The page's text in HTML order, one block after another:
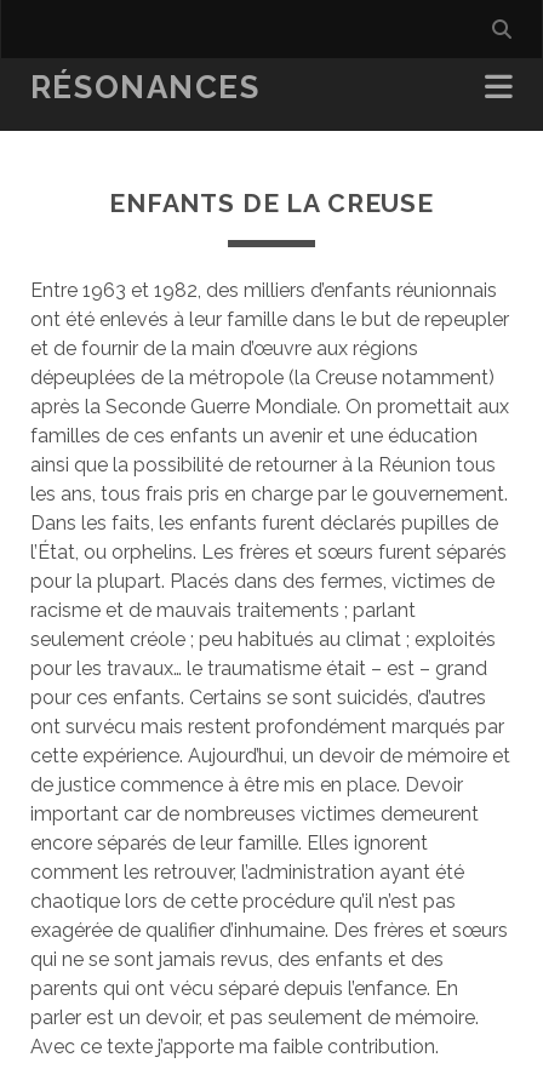
RÉSONANCES
ENFANTS DE LA CREUSE
Entre 1963 et 1982, des milliers d’enfants réunionnais
ont été enlevés à leur famille dans le but de repeupler
et de fournir de la main d’œuvre aux régions
dépeuplées de la métropole (la Creuse notamment)
après la Seconde Guerre Mondiale. On promettait aux
familles de ces enfants un avenir et une éducation
ainsi que la possibilité de retourner à la Réunion tous
les ans, tous frais pris en charge par le gouvernement.
Dans les faits, les enfants furent déclarés pupilles de
l’État, ou orphelins. Les frères et sœurs furent séparés
pour la plupart. Placés dans des fermes, victimes de
racisme et de mauvais traitements ; parlant
seulement créole ; peu habitués au climat ; exploités
pour les travaux… le traumatisme était – est – grand
pour ces enfants. Certains se sont suicidés, d’autres
ont survécu mais restent profondément marqués par
cette expérience. Aujourd’hui, un devoir de mémoire et
de justice commence à être mis en place. Devoir
important car de nombreuses victimes demeurent
encore séparés de leur famille. Elles ignorent
comment les retrouver, l’administration ayant été
chaotique lors de cette procédure qu’il n’est pas
exagérée de qualifier d’inhumaine. Des frères et sœurs
qui ne se sont jamais revus, des enfants et des
parents qui ont vécu séparé depuis l’enfance. En
parler est un devoir, et pas seulement de mémoire.
Avec ce texte j’apporte ma faible contribution.